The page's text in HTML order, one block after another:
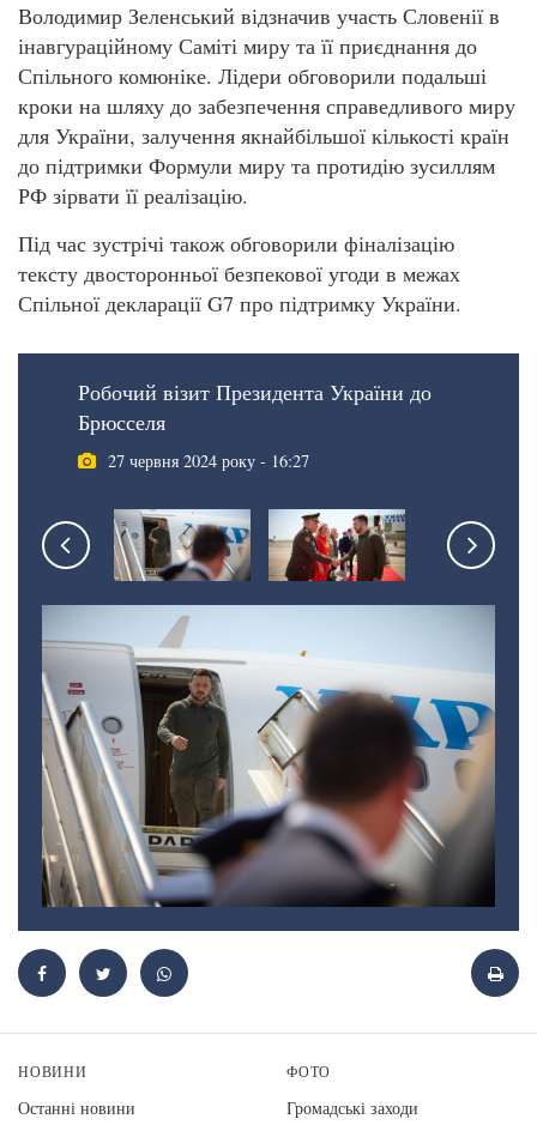
Володимир Зеленський відзначив участь Словенії в
інавгураційному Саміті миру та її приєднання до
Спільного комюніке. Лідери обговорили подальші
кроки на шляху до забезпечення справедливого миру
для України, залучення якнайбільшої кількості країн
до підтримки Формули миру та протидію зусиллям
РФ зірвати її реалізацію.
Під час зустрічі також обговорили фіналізацію
тексту двосторонньої безпекової угоди в межах
Спільної декларації G7 про підтримку України.
Робочий візит Президента України до
Брюсселя
27 червня 2024 року - 16:27
НОВИНИ
Останні новини
ФОТО
Громадські заходи